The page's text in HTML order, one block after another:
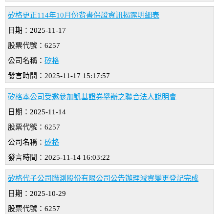
矽格更正114年10月份背書保證資訊揭露明細表
日期：2025-11-17
股票代號：6257
公司名稱： 矽格
發言時間：2025-11-17 15:17:57
矽格本公司受邀參加凱基證券舉辦之聯合法人說明會
日期：2025-11-14
股票代號：6257
公司名稱： 矽格
發言時間：2025-11-14 16:03:22
矽格代子公司聯測股份有限公司公告辦理減資變更登記完成
日期：2025-10-29
股票代號：6257